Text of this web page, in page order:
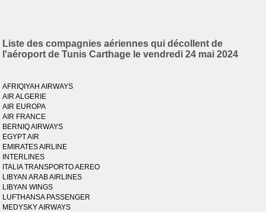
Liste des compagnies aériennes qui décollent de
l'aéroport de Tunis Carthage le vendredi 24 mai 2024
AFRIQIYAH AIRWAYS
AIR ALGERIE
AIR EUROPA
AIR FRANCE
BERNIQ AIRWAYS
EGYPT AIR
EMIRATES AIRLINE
INTERLINES
ITALIA TRANSPORTO AEREO
LIBYAN ARAB AIRLINES
LIBYAN WINGS
LUFTHANSA PASSENGER
MEDYSKY AIRWAYS